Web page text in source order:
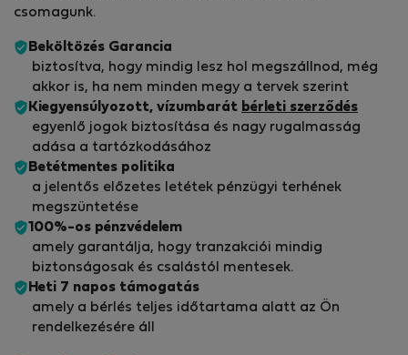
csomagunk.
Beköltözés Garancia
biztosítva, hogy mindig lesz hol megszállnod, még
akkor is, ha nem minden megy a tervek szerint
Kiegyensúlyozott, vízumbarát bérleti szerződés
egyenlő jogok biztosítása és nagy rugalmasság
adása a tartózkodásához
Betétmentes politika
a jelentős előzetes letétek pénzügyi terhének
megszüntetése
100%-os pénzvédelem
amely garantálja, hogy tranzakciói mindig
biztonságosak és csalástól mentesek.
Heti 7 napos támogatás
amely a bérlés teljes időtartama alatt az Ön
rendelkezésére áll